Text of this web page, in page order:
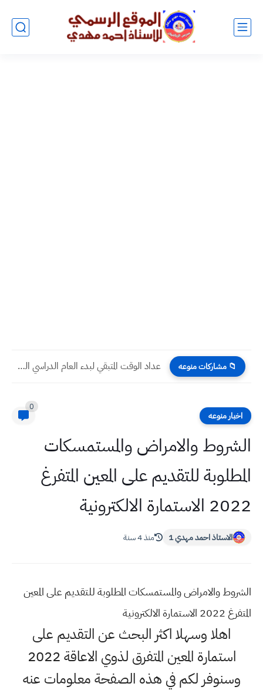
📁 مشاركات منوعه عداد الوقت المتبقي لبدء العام الدراسي الجديد 2026
اخبار منوعه
0
الشروط والامراض والمستمسكات
المطلوبة للتقديم على المعين المتفرغ
2022 الاستمارة الالكترونية
الاستاذ احمد مهدي 1 منذ 4 سنة
الشروط والامراض والمستمسكات المطلوبة للتقديم على المعين
المتفرغ 2022 الاستمارة الالكترونية
اهلا وسهلا اكثر البحث عن التقديم على
استمارة المعين المتفرق لذوي الاعاقة 2022
وسنوفر لكم في هذه الصفحة معلومات عنه